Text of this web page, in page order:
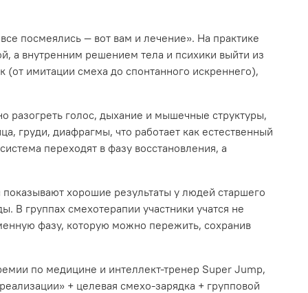
посмеялись — вот вам и лечение». На практике
а внутренним решением тела и психики выйти из
имитации смеха до спонтанного искреннего),
разогреть голос, дыхание и мышечные структуры,
груди, диафрагмы, что работает как естественный
переходят в фазу восстановления, а
показывают хорошие результаты у людей старшего
В группах смехотерапии участники учатся не
фазу, которую можно пережить, сохранив
по медицине и интеллект‑тренер Super Jump,
+ целевая смехо‑зарядка + групповой